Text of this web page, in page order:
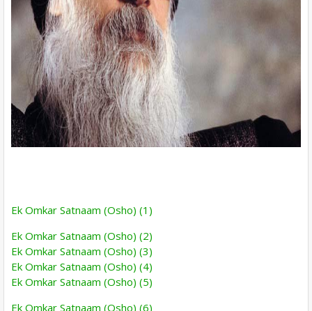
Ek Omkar Satnaam (Osho) (1)
Ek Omkar Satnaam (Osho) (2)
Ek Omkar Satnaam (Osho) (3)
Ek Omkar Satnaam (Osho) (4)
Ek Omkar Satnaam (Osho) (5)
Ek Omkar Satnaam (Osho) (6)